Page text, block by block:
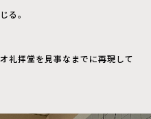
る。
礼拝堂を見事なまでに再現して